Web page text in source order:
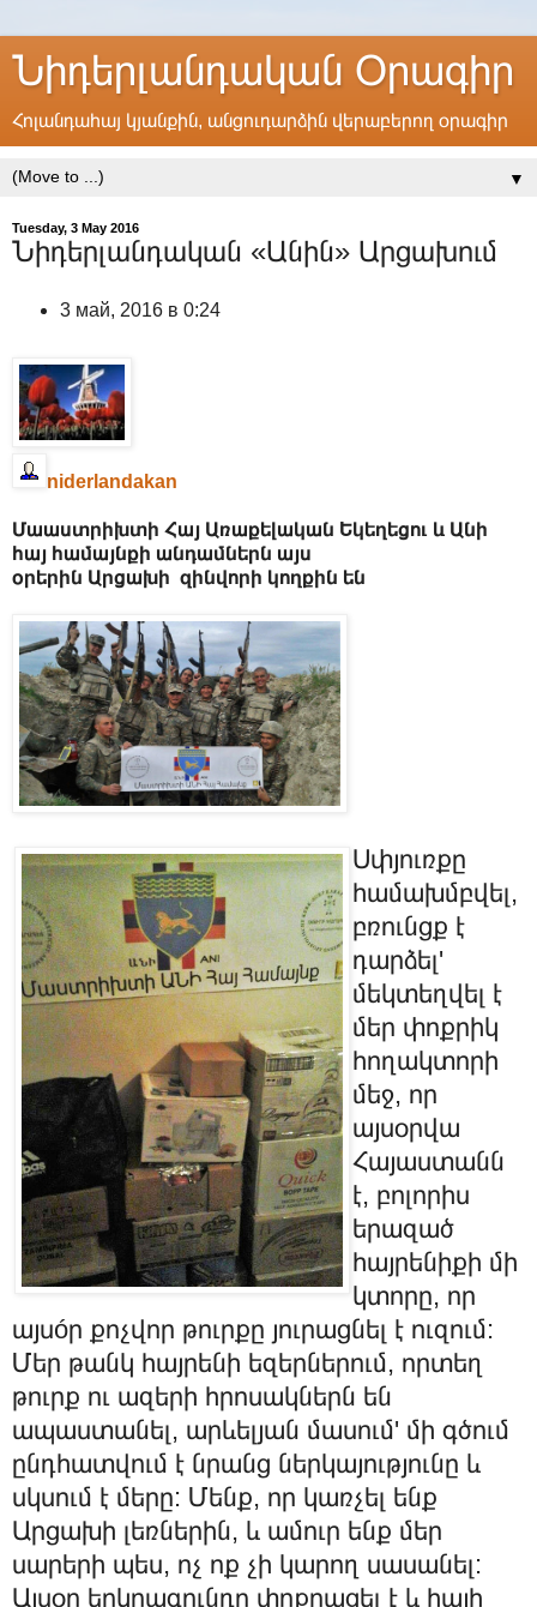
Նիդերլանդական Օրագիր
Հոլանդահայ կյանքին, անցուդարձին վերաբերող օրագիր
▼
Tuesday, 3 May 2016
Նիդերլանդական «Անին» Արցախում
3 май, 2016 в 0:24
niderlandakan
Մաաստրիխտի Հայ Առաքելական Եկեղեցու և Անի
հայ համայնքի անդամներն այս
օրերին Արցախի զինվորի կողքին են
Սփյուռքը
համախմբվել,
բռունցք է
դարձել'
մեկտեղվել է
մեր փոքրիկ
հողակտորի
մեջ, որ
այսօրվա
Հայաստանն
է, բոլորիս
երազած
հայրենիքի մի
կտորը, որ
այսóր քոչվոր թուրքը յուրացնել է ուզում:
Մեր թանկ հայրենի եզերներում, որտեղ
թուրք ու ազերի հրոսակներն են
ապաստանել, արևելյան մասում' մի գծում
ընդհատվում է նրանց ներկայությունը և
սկսում է մերը: Մենք, որ կառչել ենք
Արցախի լեռներին, և ամուր ենք մեր
սարերի պես, ոչ ոք չի կարող սասանել:
Այսօր երկրագունդը փոքրացել է և հայի